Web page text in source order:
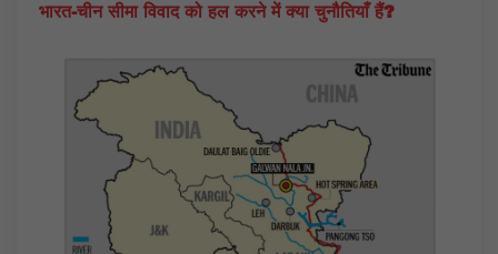
भारत-चीन सीमा विवाद को हल करने में क्या चुनौतियाँ हैं?